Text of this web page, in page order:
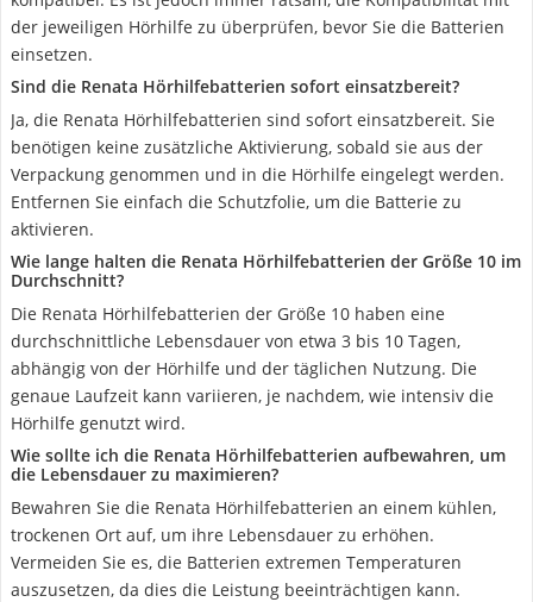
der jeweiligen Hörhilfe zu überprüfen, bevor Sie die Batterien
einsetzen.
Sind die Renata Hörhilfebatterien sofort einsatzbereit?
Ja, die Renata Hörhilfebatterien sind sofort einsatzbereit. Sie
benötigen keine zusätzliche Aktivierung, sobald sie aus der
Verpackung genommen und in die Hörhilfe eingelegt werden.
Entfernen Sie einfach die Schutzfolie, um die Batterie zu
aktivieren.
Wie lange halten die Renata Hörhilfebatterien der Größe 10 im
Durchschnitt?
Die Renata Hörhilfebatterien der Größe 10 haben eine
durchschnittliche Lebensdauer von etwa 3 bis 10 Tagen,
abhängig von der Hörhilfe und der täglichen Nutzung. Die
genaue Laufzeit kann variieren, je nachdem, wie intensiv die
Hörhilfe genutzt wird.
Wie sollte ich die Renata Hörhilfebatterien aufbewahren, um
die Lebensdauer zu maximieren?
Bewahren Sie die Renata Hörhilfebatterien an einem kühlen,
trockenen Ort auf, um ihre Lebensdauer zu erhöhen.
Vermeiden Sie es, die Batterien extremen Temperaturen
auszusetzen, da dies die Leistung beeinträchtigen kann.